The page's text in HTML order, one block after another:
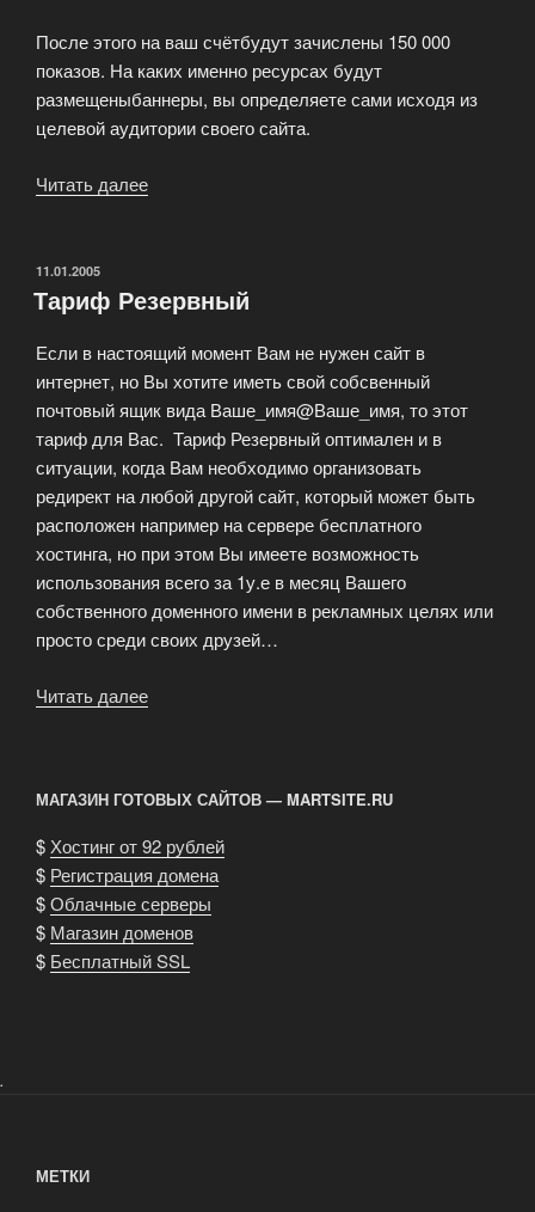
После этого на ваш счётбудут зачислены 150 000
показов. На каких именно ресурсах будут
размещеныбаннеры, вы определяете сами исходя из
целевой аудитории своего сайта.
Читать далее
Technologies
RG
medi»
ОПУБЛИКОВАНО
11.01.2005
Тариф Резервный
Если в настоящий момент Вам не нужен сайт в
интернет, но Вы хотите иметь свой собсвенный
почтовый ящик вида Ваше_имя@Ваше_имя, то этот
тариф для Вас. Тариф Резервный оптимален и в
ситуации, когда Вам необходимо организовать
редирект на любой другой сайт, который может быть
расположен например на сервере бесплатного
хостинга, но при этом Вы имеете возможность
использования всего за 1у.е в месяц Вашего
собственного доменного имени в рекламных целях или
просто среди своих друзей…
Читать далее
МАГАЗИН ГОТОВЫХ САЙТОВ — MARTSITE.RU
$ Хостинг от 92 рублей
$ Регистрация домена
$Облачные серверы
$ Магазин доменов
$ Бесплатный SSL
.
МЕТКИ